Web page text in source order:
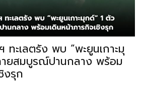
ทะเลตรัง พบ “พะยูนเกาะมุ
ยสมบูรณ์ปานกลาง พร้อม
งรุก